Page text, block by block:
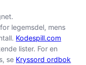
legemsdel, mens
Kodespill.com
lister. For en
se Kryssord ordbok